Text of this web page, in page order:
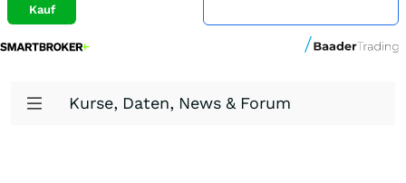
Kauf
Kurse, Daten, News & Forum